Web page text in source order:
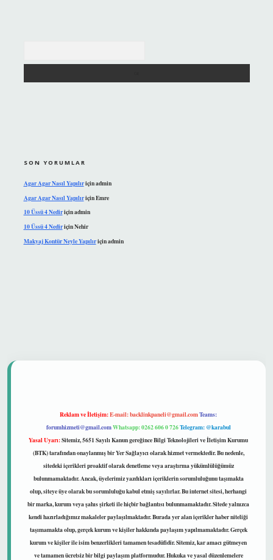
SON YORUMLAR
Agar Agar Nasıl Yapılıriçinadmin
Agar Agar Nasıl YapılıriçinEmre
10 Üssü 4 Nediriçinadmin
10 Üssü 4 NediriçinNehir
Makyaj Kontür Neyle Yapılıriçinadmin
Reklam ve İletişim:E-mail:backlinkpaneli@gmail.comTeams:
forumhizmeti@gmail.comWhatsapp: 0262 606 0 726Telegram: @karabul
Yasal Uyarı:Sitemiz, 5651 Sayılı Kanun gereğince Bilgi Teknolojileri ve İletişim Kurumu
(BTK) tarafından onaylanmış bir Yer Sağlayıcı olarak hizmet vermektedir. Bu nedenle,
sitedeki içerikleri proaktif olarak denetleme veya araştırma yükümlülüğümüz
bulunmamaktadır. Ancak, üyelerimiz yazdıkları içeriklerin sorumluluğunu taşımakta
olup, siteye üye olarak bu sorumluluğu kabul etmiş sayılırlar. Bu internet sitesi, herhangi
bir marka, kurum veya şahıs şirketi ile hiçbir bağlantısı bulunmamaktadır. Sitede yalnızca
kendi hazırladığımız makaleler paylaşılmaktadır. Burada yer alan içerikler haber niteliği
taşımamakta olup, gerçek kurum ve kişiler hakkında paylaşım yapılmamaktadır. Gerçek
kurum ve kişiler ile isim benzerlikleri tamamen tesadüfidir. Sitemiz, kar amacı gütmeyen
ve tamamen ücretsiz bir bilgi paylaşım platformudur. Hukuka ve yasal düzenlemelere